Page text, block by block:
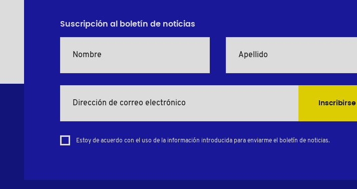
Suscripción al boletín de noticias
Inscribirse
Estoy de acuerdo con el uso de la información introducida para enviarme el boletín de noticias.